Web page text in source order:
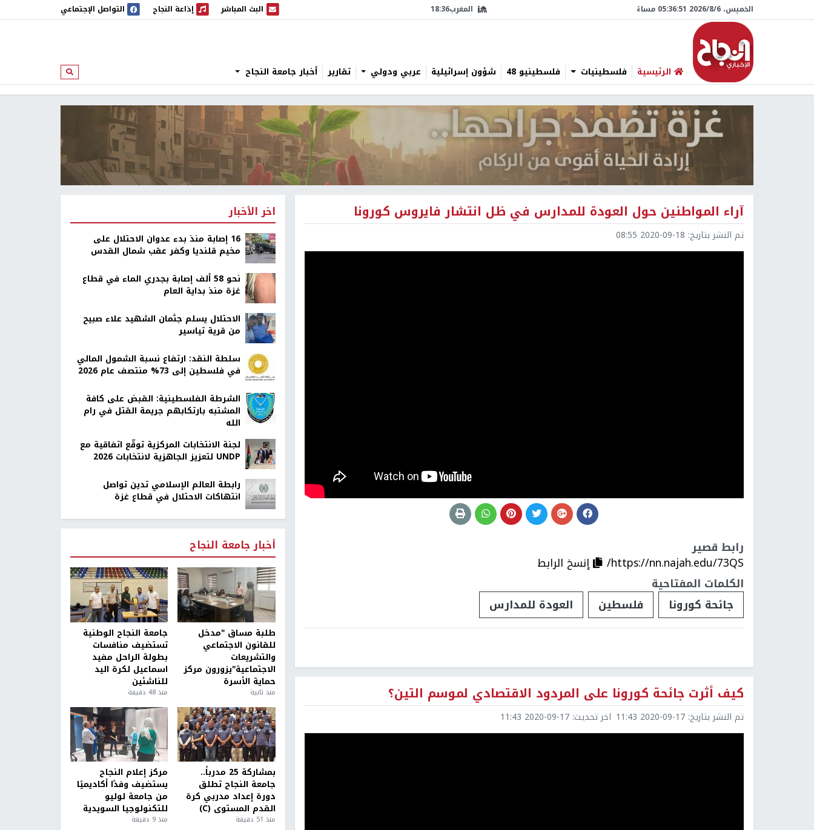
الخميس، 6/‏8/‏2026 05:36:52 مساءً المغرب18:36 البث المباشر
البث المباشر إذاعة النجاح
إذاعة النجاح التواصل الإجتماعي
الرئيسية فلسطينيات فلسطينيو 48 شؤون إسرائيلية عربي ودولي تقارير أخبار جامعة النجاح ابحث
آراء المواطنين حول العودة للمدارس في ظل انتشار فايروس كورونا
تم النشر بتاريخ: 2020-09-18 08:55
رابط قصير
https://nn.najah.edu/73QS/
إنسخ الرابط
الكلمات المفتاحية
جائحة كورونا
فلسطين العودة للمدارس
كيف أثرت جائحة كورونا على المردود الاقتصادي لموسم التين؟
تم النشر بتاريخ: 2020-09-17 11:43 اخر تحديث: 2020-09-17 11:43
اخر الأخبار
16 إصابة منذ بدء عدوان الاحتلال على
مخيم قلنديا وكفر عقب شمال القدس
نحو 58 ألف إصابة بجدري الماء في قطاع
غزة منذ بداية العام
الاحتلال يسلم جثمان الشهيد علاء صبيح
من قرية تياسير
سلطة النقد: ارتفاع نسبة الشمول المالي
في فلسطين إلى 73% منتصف عام 2026
الشرطة الفلسطينية: القبض على كافة
المشتبه بارتكابهم جريمة القتل في رام
الله
لجنة الانتخابات المركزية توقّع اتفاقية مع
UNDP لتعزيز الجاهزية لانتخابات 2026
رابطة العالم الإسلامي تدين تواصل
انتهاكات الاحتلال في قطاع غزة
أخبار جامعة النجاح
طلبة مساق "مدخل
للقانون الاجتماعي
والتشريعات
الاجتماعية"يزورون مركز
حماية الأسرة
منذ ثانية
جامعة النجاح الوطنية
تستضيف منافسات
بطولة الراحل مفيد
اسماعيل لكرة اليد
للناشئين
منذ 48 دقيقة
بمشاركة 25 مدرباً..
جامعة النجاح تطلق
دورة إعداد مدربي كرة
القدم المستوى (C)
منذ 51 دقيقة
مركز إعلام النجاح
يستضيف وفدًا أكاديميًا
من جامعة لوليو
للتكنولوجيا السويدية
منذ 9 دقيقة